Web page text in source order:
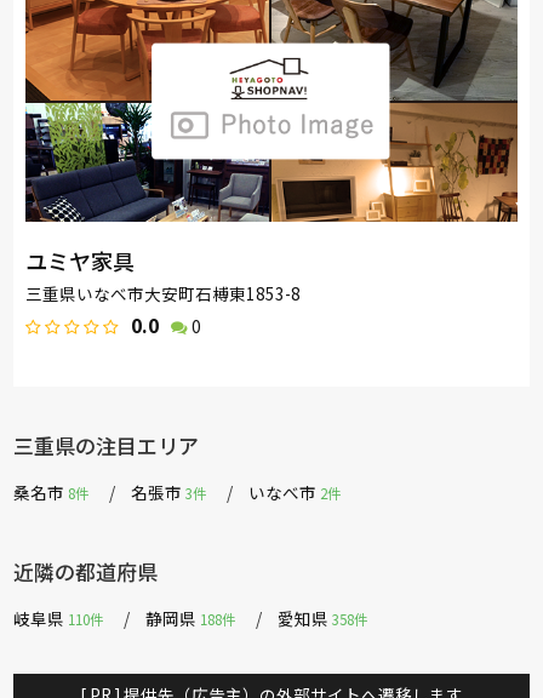
ユミヤ家具
三重県いなべ市大安町石榑東1853-8
0.0 0
三重県の注目エリア
桑名市 8件 名張市3件 いなべ市 2件
近隣の都道府県
岐阜県 110件 静岡県 188件 愛知県358件